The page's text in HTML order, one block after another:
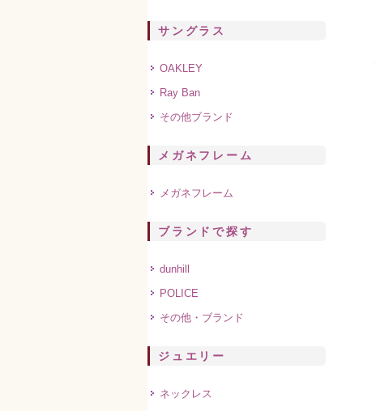
サングラス
OAKLEY
Ray Ban
その他ブランド
メガネフレーム
メガネフレーム
ブランドで探す
dunhill
POLICE
その他・ブランド
ジュエリー
ネックレス